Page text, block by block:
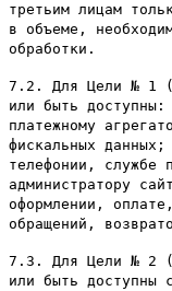
третьим лицам
в объеме,
обработки.
7.2. Для Цели № 1
или быть доступны:
платежному
фискальных данных;
телефонии, службе
администратору
оформлении,
обращений,
7.3. Для Цели № 2
или быть доступны